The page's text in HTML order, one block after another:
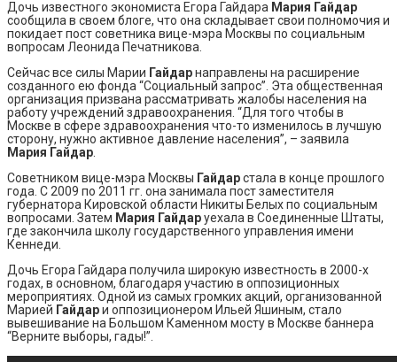
Дочь известного экономиста Егора Гайдара Мария Гайдар
сообщила в своем блоге, что она складывает свои полномочия и
покидает пост советника вице-мэра Москвы по социальным
вопросам Леонида Печатникова.
Сейчас все силы Марии Гайдарнаправлены на расширение
созданного ею фонда “Социальный запрос”. Эта общественная
организация призвана рассматривать жалобы населения на
работу учреждений здравоохранения. “Для того чтобы в
Москве в сфере здравоохранения что-то изменилось в лучшую
сторону, нужно активное давление населения”, – заявила
Мария Гайдар
Советником вице-мэра Москвы Гайдарстала в конце прошлого
года. С 2009 по 2011 гг. она занимала пост заместителя
губернатора Кировской области Никиты Белых по социальным
вопросами. Затем Мария Гайдаруехала в Соединенные Штаты,
где закончила школу государственного управления имени
Кеннеди.
Дочь Егора Гайдара получила широкую известность в 2000-х
годах, в основном, благодаря участию в оппозиционных
мероприятиях. Одной из самых громких акций, организованной
Марией Гайдари оппозиционером Ильей Яшиным, стало
вывешивание на Большом Каменном мосту в Москве баннера
“Верните выборы, гады!”.